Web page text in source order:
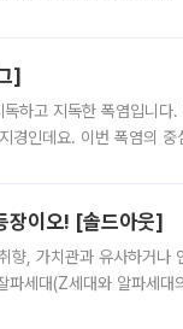
]
독하고 지독한 폭염입니
인데요. 이번 폭염의
장이오! [솔드아웃]
향, 가치관과 유사하거나
세대(Z세대와 알파세대